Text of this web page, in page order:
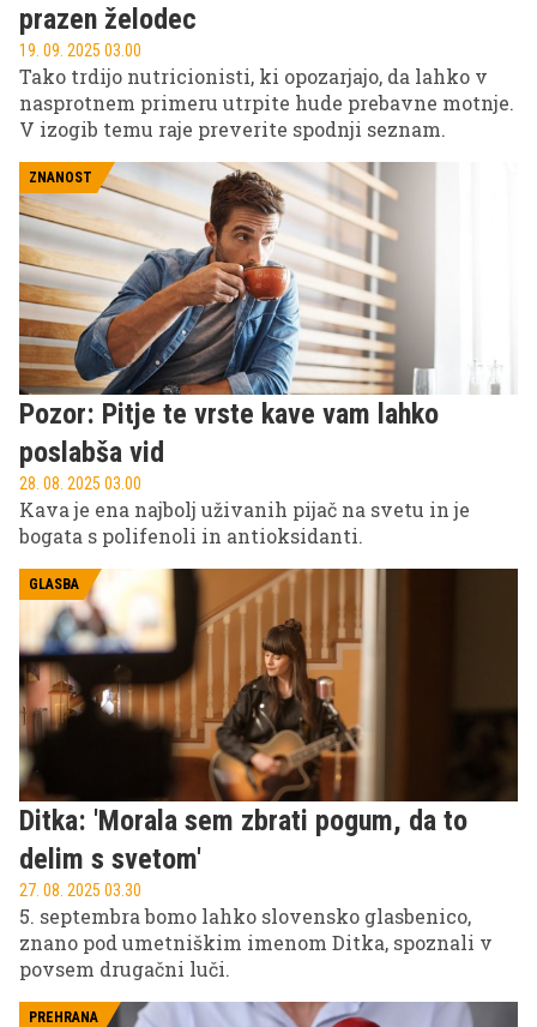
prazen želodec
19. 09. 2025 03.00
Tako trdijo nutricionisti, ki opozarjajo, da lahko v
nasprotnem primeru utrpite hude prebavne motnje.
V izogib temu raje preverite spodnji seznam.
ZNANOST
Pozor: Pitje te vrste kave vam lahko
poslabša vid
28. 08. 2025 03.00
Kava je ena najbolj uživanih pijač na svetu in je
bogata s polifenoli in antioksidanti.
GLASBA
Ditka: 'Morala sem zbrati pogum, da to
delim s svetom'
27. 08. 2025 03.30
5. septembra bomo lahko slovensko glasbenico,
znano pod umetniškim imenom Ditka, spoznali v
povsem drugačni luči.
PREHRANA